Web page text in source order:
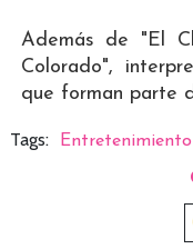
Además de "El
Colorado",
que forman parte
Tags: Entretenimiento